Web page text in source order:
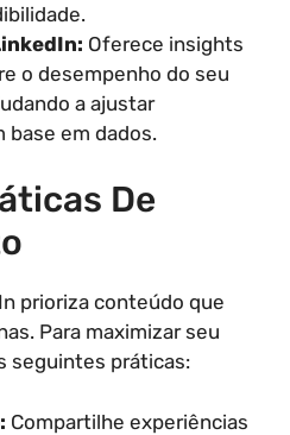
Oferece insights
o desempenho do seu
a ajustar
base em dados.
De
prioriza conteúdo que
Para maximizar seu
seguintes práticas:
Compartilhe experiências